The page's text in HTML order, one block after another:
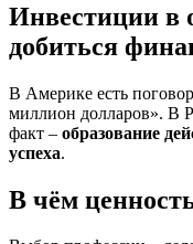
Инвестиции в
добиться
В Америке есть
миллион долларов». В
факт – образование
успеха.
В чём